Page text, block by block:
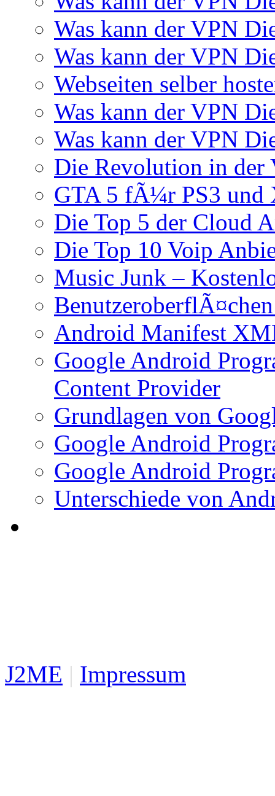
Was kann der VPN
Was kann der VPN
Webseiten selber
Was kann der VPN
Was kann der VPN
Die Revolution in
GTA 5 fÃ¼r PS3 und
Die Top 5 der Cloud
Die Top 10 Voip
Music Junk –
Android Manifest
Google Android
Content Provider
Grundlagen von
Google Android
Google Android
Unterschiede von
J2ME | Impressum